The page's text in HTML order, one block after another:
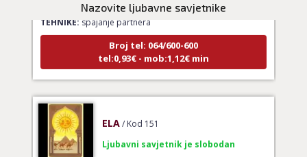
Nazovite ljubavne savjetnike
TEHNIKE: spajanje partnera
Broj tel: 064/600-600
tel:0,93€ - mob:1,12€ min
ELA / Kod 151
Ljubavni savjetnik je slobodan